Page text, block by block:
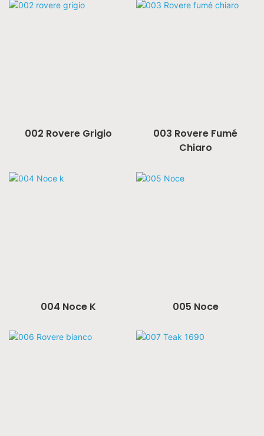
002 Rovere Grigio
003 Rovere Fumé
Chiaro
004 Noce K 005 Noce